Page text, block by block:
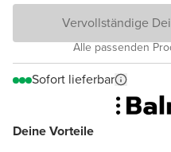
Deine Vorteile
Vervollständige
Alle passenden
Sofort lieferbar